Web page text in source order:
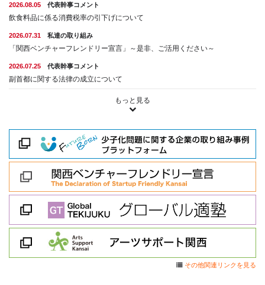
2026.08.05 代表幹事コメント
飲食料品に係る消費税率の引下げについて
2026.07.31 私達の取り組み
「関西ベンチャーフレンドリー宣言」～是非、ご活用ください～
2026.07.25 代表幹事コメント
副首都に関する法律の成立について
もっと見る
その他関連リンクを見る